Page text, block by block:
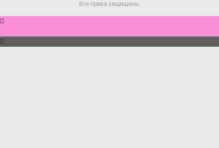
Все права защищены.